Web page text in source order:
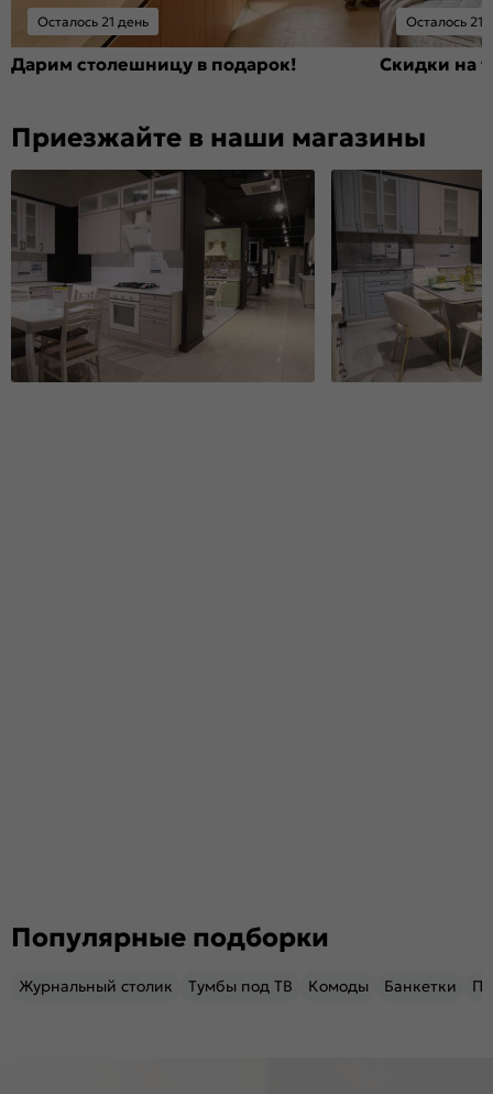
Осталось 21 день
Дарим столешницу в подарок!
Осталось 21
Скидки на
Приезжайте в наши магазины
Популярные подборки
Журнальный столик Тумбы под ТВ Комоды Банкетки